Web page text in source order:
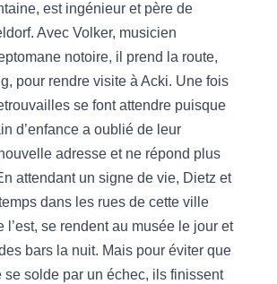
est ingénieur et père de
Avec Volker, musicien
notoire, il prend la route,
pour rendre visite à Acki. Une fois
se font attendre puisque
d’enfance a oublié de leur
adresse et ne répond plus
attendant un signe de vie, Dietz et
dans les rues de cette ville
l’est, se rendent au musée le jour et
bars la nuit. Mais pour éviter que
se solde par un échec, ils finissent